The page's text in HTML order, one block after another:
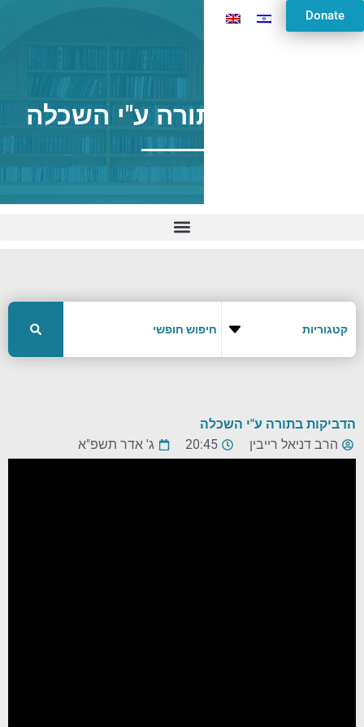
Donate
הדביקות בתורה ע"י השכלה
הדביקות בתורה ע"י השכלה
הרב דניאל רייבין
20:45 ג' אדר תשפ"א